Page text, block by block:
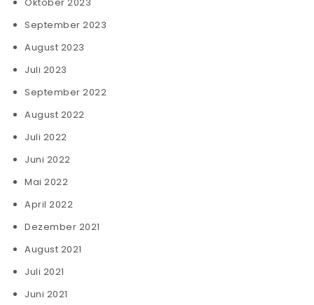
September 2023
August 2023
Juli 2023
September 2022
August 2022
Juli 2022
Juni 2022
Mai 2022
April 2022
Dezember 2021
August 2021
Juli 2021
Juni 2021